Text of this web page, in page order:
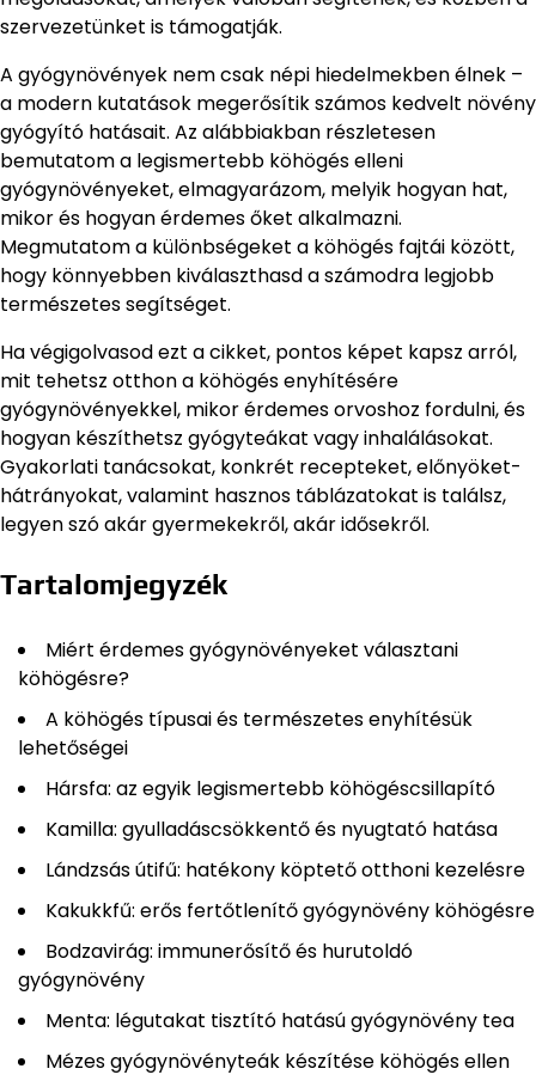
szervezetünket is támogatják.
A gyógynövények nem csak népi hiedelmekben élnek –
a modern kutatások megerősítik számos kedvelt növény
gyógyító hatásait. Az alábbiakban részletesen
bemutatom a legismertebb köhögés elleni
gyógynövényeket, elmagyarázom, melyik hogyan hat,
mikor és hogyan érdemes őket alkalmazni.
Megmutatom a különbségeket a köhögés fajtái között,
hogy könnyebben kiválaszthasd a számodra legjobb
természetes segítséget.
Ha végigolvasod ezt a cikket, pontos képet kapsz arról,
mit tehetsz otthon a köhögés enyhítésére
gyógynövényekkel, mikor érdemes orvoshoz fordulni, és
hogyan készíthetsz gyógyteákat vagy inhalálásokat.
Gyakorlati tanácsokat, konkrét recepteket, előnyöket-
hátrányokat, valamint hasznos táblázatokat is találsz,
legyen szó akár gyermekekről, akár idősekről.
Tartalomjegyzék
Miért érdemes gyógynövényeket választani
köhögésre?
A köhögés típusai és természetes enyhítésük
lehetőségei
Hársfa: az egyik legismertebb köhögéscsillapító
Kamilla: gyulladáscsökkentő és nyugtató hatása
Lándzsás útifű: hatékony köptető otthoni kezelésre
Kakukkfű: erős fertőtlenítő gyógynövény köhögésre
Bodzavirág: immunerősítő és hurutoldó
gyógynövény
Menta: légutakat tisztító hatású gyógynövény tea
Mézes gyógynövényteák készítése köhögés ellen